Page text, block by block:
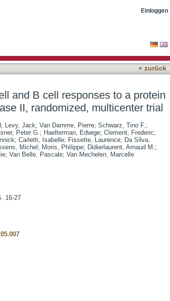
protein antigen vaccine: Results
Einloggen
« zurück
and B cell responses to a protein
II, randomized, multicenter trial
; Levy, Jack; Van Damme, Pierre; Schwarz, Tino F.;
Peter G.; Haelterman, Edwige; Clement, Frederic;
; Carletti, Isabelle; Fissette, Laurence; Da Silva,
Michel ; Moris, Philippe; Didierlaurent, Arnaud M.;
; Van Belle, Pascale; Van Mechelen, Marcelle
16-27